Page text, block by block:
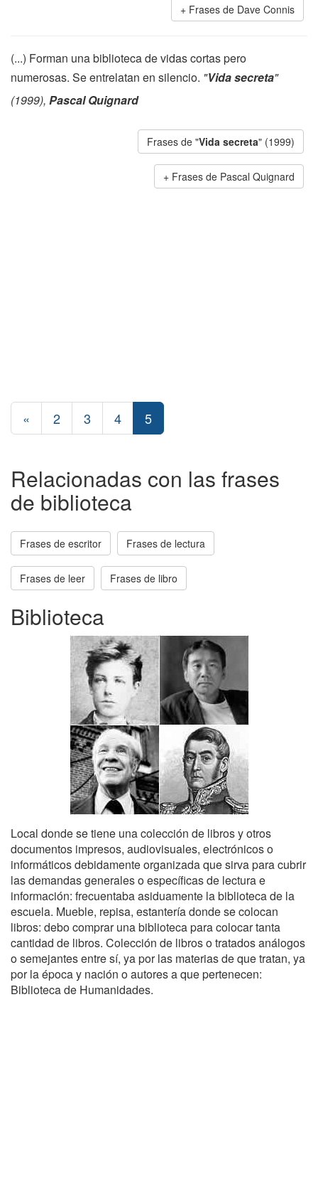
Frases de Dave Connis
(...) Forman una biblioteca de vidas cortas pero
numerosas. Se entrelatan en silencio. "Vida secreta"
(1999), Pascal Quignard
Frases de "Vida secreta" (1999)
Frases de Pascal Quignard
« 2 3 4 5
Relacionadas con las frases
de biblioteca
Frases de escritor Frases de lectura
Frases de leer Frases de libro
Biblioteca
Local donde se tiene una colección de libros y otros
documentos impresos, audiovisuales, electrónicos o
informáticos debidamente organizada que sirva para cubrir
las demandas generales o específicas de lectura e
información: frecuentaba asiduamente la biblioteca de la
escuela. Mueble, repisa, estantería donde se colocan
libros: debo comprar una biblioteca para colocar tanta
cantidad de libros. Colección de libros o tratados análogos
o semejantes entre sí, ya por las materias de que tratan, ya
por la época y nación o autores a que pertenecen:
Biblioteca de Humanidades.